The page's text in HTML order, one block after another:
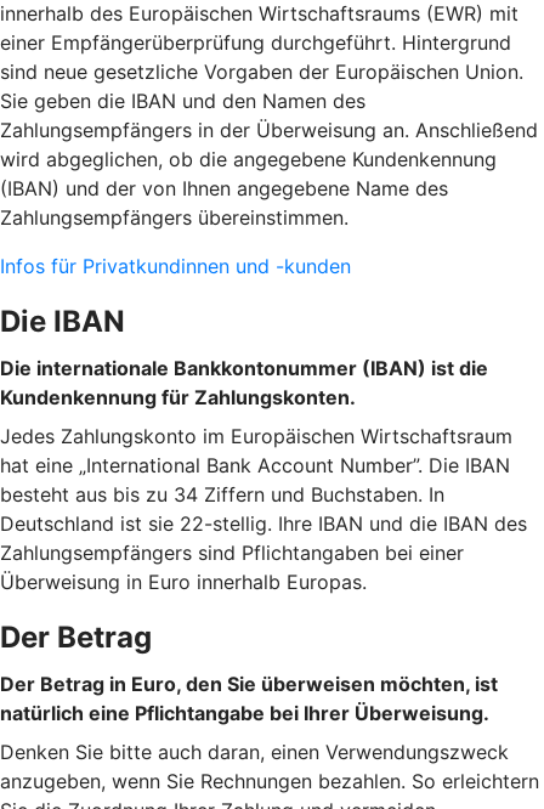
innerhalb des Europäischen Wirtschaftsraums (EWR) mit
einer Empfängerüberprüfung durchgeführt. Hintergrund
sind neue gesetzliche Vorgaben der Europäischen Union.
Sie geben die IBAN und den Namen des
Zahlungsempfängers in der Überweisung an. Anschließend
wird abgeglichen, ob die angegebene Kundenkennung
(IBAN) und der von Ihnen angegebene Name des
Zahlungsempfängers übereinstimmen.
Infos für Privatkundinnen und -kunden
Die IBAN
Die internationale Bankkontonummer (IBAN) ist die
Kundenkennung für Zahlungskonten.
Jedes Zahlungskonto im Europäischen Wirtschaftsraum
hat eine „International Bank Account Number”. Die IBAN
besteht aus bis zu 34 Ziffern und Buchstaben. In
Deutschland ist sie 22-stellig. Ihre IBAN und die IBAN des
Zahlungsempfängers sind Pflichtangaben bei einer
Überweisung in Euro innerhalb Europas.
Der Betrag
Der Betrag in Euro, den Sie überweisen möchten, ist
natürlich eine Pflichtangabe bei Ihrer Überweisung.
Denken Sie bitte auch daran, einen Verwendungszweck
anzugeben, wenn Sie Rechnungen bezahlen. So erleichtern